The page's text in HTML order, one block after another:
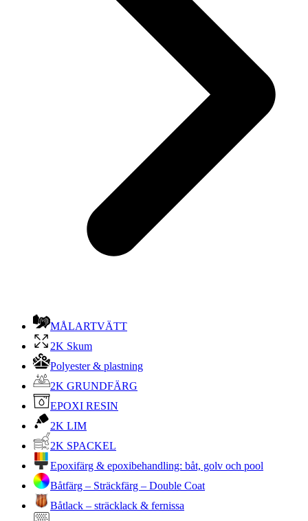
MÅLARTVÄTT
2K Skum
Polyester & plastning
2K GRUNDFÄRG
EPOXI RESIN
2K LIM
2K SPACKEL
Epoxifärg & epoxibehandling: båt, golv och pool
Båtfärg – Sträckfärg – Double Coat
Båtlack – sträcklack & fernissa